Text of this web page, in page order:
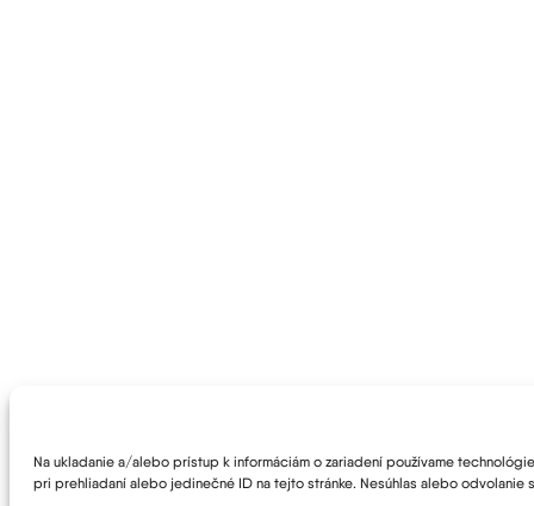
Na ukladanie a/alebo prístup k informáciám o zariadení používame
pri prehliadaní alebo jedinečné ID na tejto stránke. Nesúhlas alebo odvolanie